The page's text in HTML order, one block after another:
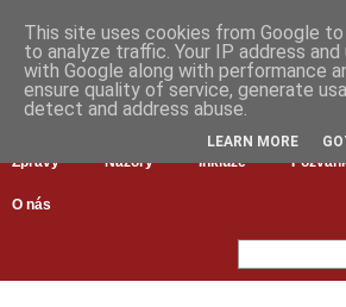
Zprávy Názory Inkluze
O nás
This site uses cookies from Google
to analyze traffic. Your IP address
with Google along with performance
ensure quality of service, generate
detect and address abuse.
LEARN MORE